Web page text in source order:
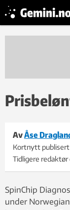
AvÅse
Kortnytt publisert
Tidligere redaktør
SpinChip
under